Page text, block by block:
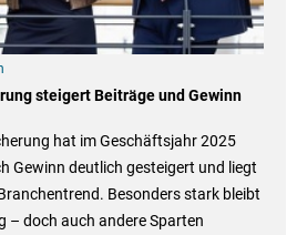
steigert Beiträge und Gewinn
hat im Geschäftsjahr 2025
Gewinn deutlich gesteigert und liegt
Besonders stark bleibt
– doch auch andere Sparten